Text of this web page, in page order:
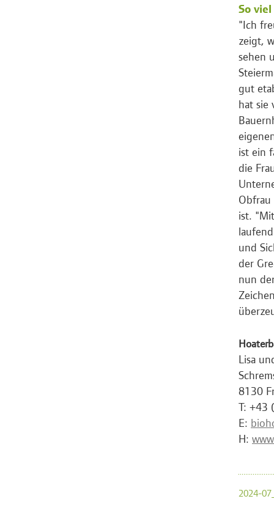
So
"Ich
zeigt,
sehen
gut
hat sie
ist ein
die
ist.
und
der
nun
Lisa
8130
T: +43
E:
H:
2024-